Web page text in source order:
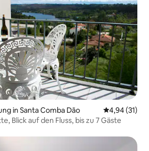
in Santa Comba Dão
4,94 (31)
Blick auf den Fluss, bis zu 7 Gäste